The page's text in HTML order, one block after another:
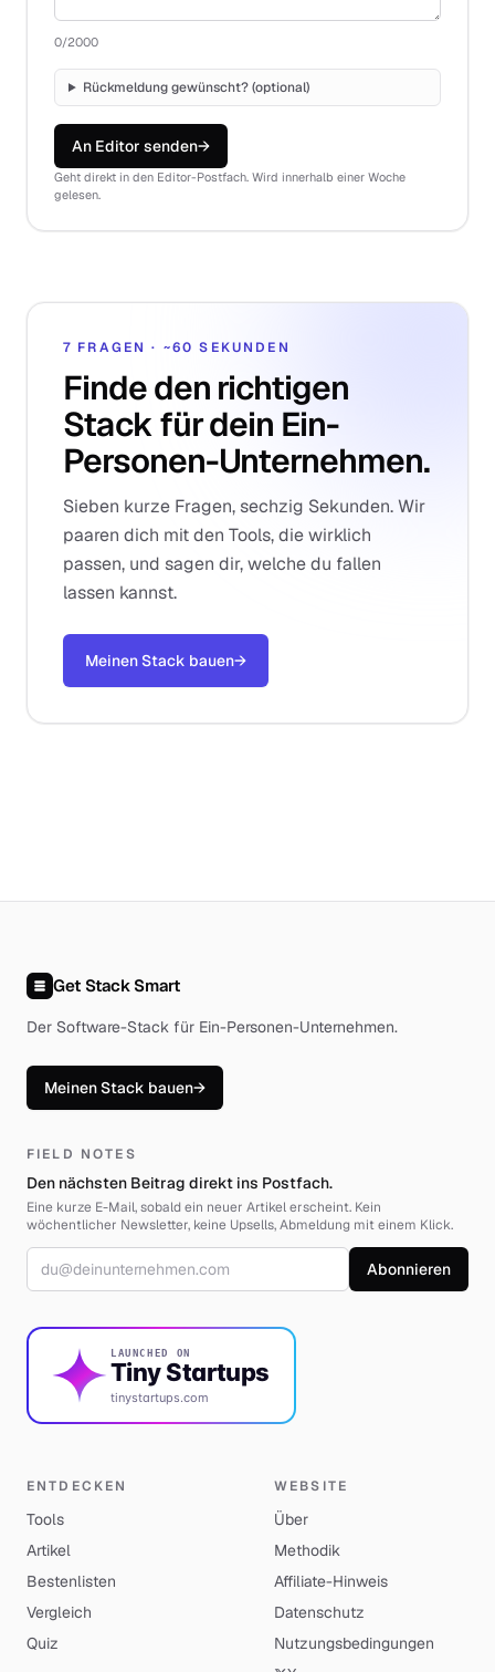
0/2000
Rückmeldung gewünscht? (optional)
An Editor senden→
Geht direkt in den Editor-Postfach. Wird innerhalb einer Woche
gelesen.
7 FRAGEN · ~60 SEKUNDEN
Finde den richtigen
Stack für dein Ein-
Personen-Unternehmen.
Sieben kurze Fragen, sechzig Sekunden. Wir
paaren dich mit den Tools, die wirklich
passen, und sagen dir, welche du fallen
lassen kannst.
Meinen Stack bauen→
Get Stack Smart
Der Software-Stack für Ein-Personen-Unternehmen.
Meinen Stack bauen→
FIELD NOTES
Den nächsten Beitrag direkt ins Postfach.
Eine kurze E-Mail, sobald ein neuer Artikel erscheint. Kein
wöchentlicher Newsletter, keine Upsells, Abmeldung mit einem Klick.
E-Mail-Adresse Abonnieren
LAUNCHED ON
Tiny Startups
tinystartups.com
ENTDECKEN
Tools
Artikel
Bestenlisten
Vergleich
Quiz
WEBSITE
Über
Methodik
Affiliate-Hinweis
Datenschutz
Nutzungsbedingungen